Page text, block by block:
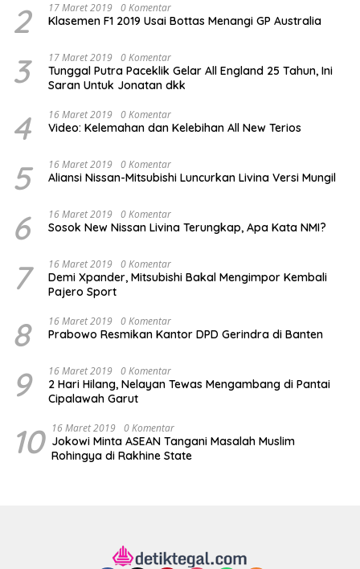
2 17 Maret 2019 0 Komentar
Klasemen F1 2019 Usai Bottas Menangi GP Australia
3 17 Maret 2019 0 Komentar
Tunggal Putra Paceklik Gelar All England 25 Tahun, Ini
Saran Untuk Jonatan dkk
4 16 Maret 2019 0 Komentar
Video: Kelemahan dan Kelebihan All New Terios
5 16 Maret 2019 0 Komentar
Aliansi Nissan-Mitsubishi Luncurkan Livina Versi Mungil
6 16 Maret 2019 0 Komentar
Sosok New Nissan Livina Terungkap, Apa Kata NMI?
7 16 Maret 2019 0 Komentar
Demi Xpander, Mitsubishi Bakal Mengimpor Kembali
Pajero Sport
8 16 Maret 2019 0 Komentar
Prabowo Resmikan Kantor DPD Gerindra di Banten
9 16 Maret 2019 0 Komentar
2 Hari Hilang, Nelayan Tewas Mengambang di Pantai
Cipalawah Garut
10 16 Maret 2019 0 Komentar
Jokowi Minta ASEAN Tangani Masalah Muslim
Rohingya di Rakhine State